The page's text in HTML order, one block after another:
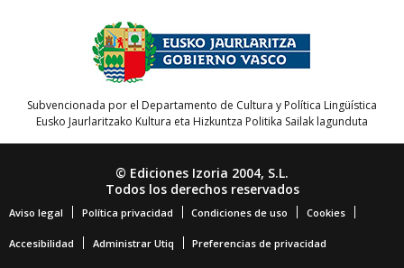
Subvencionada por el Departamento de Cultura y Política Lingüística
Eusko Jaurlaritzako Kultura eta Hizkuntza Politika Sailak lagunduta
© Ediciones Izoria 2004, S.L.
Todos los derechos reservados
Aviso legal Política privacidad Condiciones de uso Cookies
Accesibilidad Administrar Utiq Preferencias de privacidad